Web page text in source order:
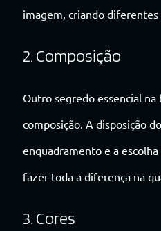
imagem, criando diferentes
2. Composição
Outro segredo essencial
composição. A disposição
enquadramento e a
fazer toda a diferença na
3. Cores